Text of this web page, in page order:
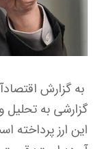
به گزارش
گزارشی به
این ارز